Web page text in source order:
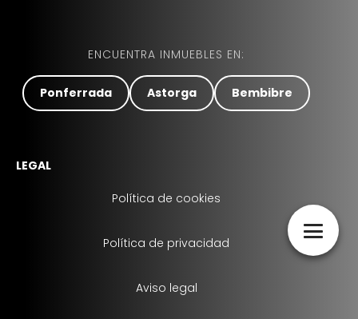
ENCUENTRA INMUEBLES EN:
Ponferrada Astorga Bembibre
LEGAL
Política de cookies
Política de privacidad
Aviso legal